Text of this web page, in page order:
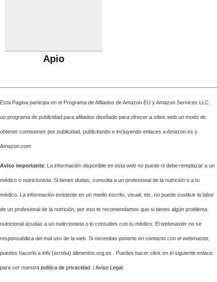
Apio
Esta Pagina participa en el Programa de Afiliados de Amazon EU y Amazon Services LLC,
un programa de publicidad para afiliados diseñado para ofrecer a sitios web un modo de
obtener comisiones por publicidad, publicitando e incluyendo enlaces a Amazon.es y
Amazon.com
Aviso importante: La información disponible en esta web no puede ni debe remplazar a un
médico o nutricionista. Si tienes dudas, consulta a un profesional de la nutrición o a tu
médico. La información existente en un medio escrito, visual, etc. no puede sustituir la labor
de un profesional de la nutrición, por eso te recomendamos que si tienes algún problema
nutricional acudas a un nutircionista o lo consultes con tu médico. El webmaster no se
responsabiliza del mal uso de la web. Si necesitas ponerte en contacto con el webmaster,
puedes hacerlo a info (arroba) alimentos.org.es . Puedes hacer click en el siguiente enlace
para ver nuestra política de privacidad . | Aviso Legal